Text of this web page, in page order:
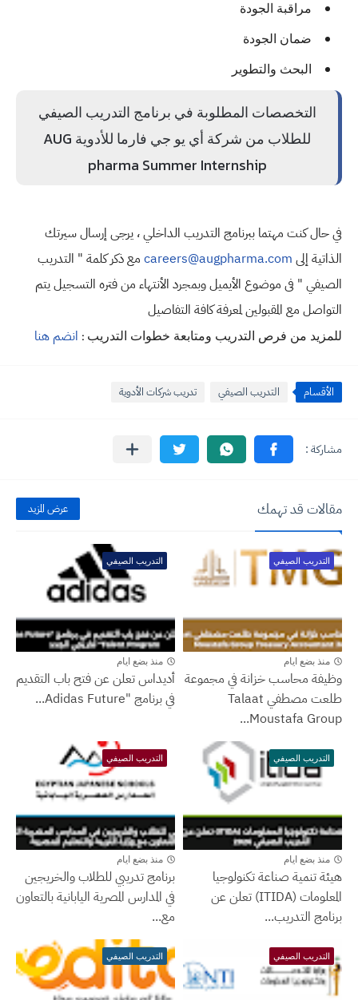
مراقبة الجودة
ضمان الجودة
البحث والتطوير
التخصصات المطلوبة في برنامج التدريب الصيفي
للطلاب من شركة أي يو جي فارما للأدوية AUG
pharma Summer Internship
في حال كنت مهتما ببرنامج التدريب الداخلي ، يرجى إرسال سيرتك
الذاتية إلى careers@augpharma.com مع ذكر كلمة " التدريب
الصيفي " فى موضوع الأيميل وبمجرد الأنتهاء من فتره التسجيل يتم
التواصل مع المقبولين لمعرفة كافة التفاصيل
للمزيد من فرص التدريب ومتابعة خطوات التدريب : انضم هنا
الأقسام التدريب الصيفي تدريب شركات الأدوية
مقالات قد تهمك عرض المزيد
التدريب الصيفي
منذ بضع ايام
وظيفة محاسب خزانة في مجموعة
طلعت مصطفي Talaat
Moustafa Group...
التدريب الصيفي
منذ بضع ايام
أديداس تعلن عن فتح باب التقديم
في برنامج "Adidas Future...
التدريب الصيفي
منذ بضع ايام
هيئة تنمية صناعة تكنولوجيا
المعلومات (ITIDA) تعلن عن
برنامج التدريب...
التدريب الصيفي
منذ بضع ايام
برنامج تدريبي للطلاب والخريجين
في المدارس المصرية اليابانية بالتعاون
مع...
التدريب الصيفي التدريب الصيفي